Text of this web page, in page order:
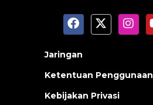
Jaringan
Ketentuan Penggunaan
Kebijakan Privasi